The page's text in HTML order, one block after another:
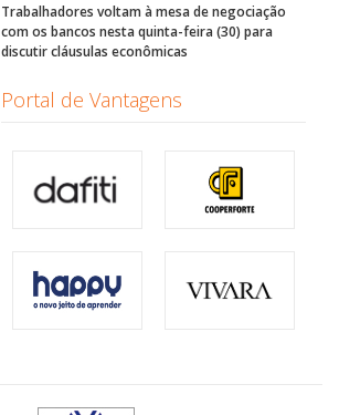
Trabalhadores voltam à mesa de negociação
com os bancos nesta quinta-feira (30) para
discutir cláusulas econômicas
Portal de Vantagens